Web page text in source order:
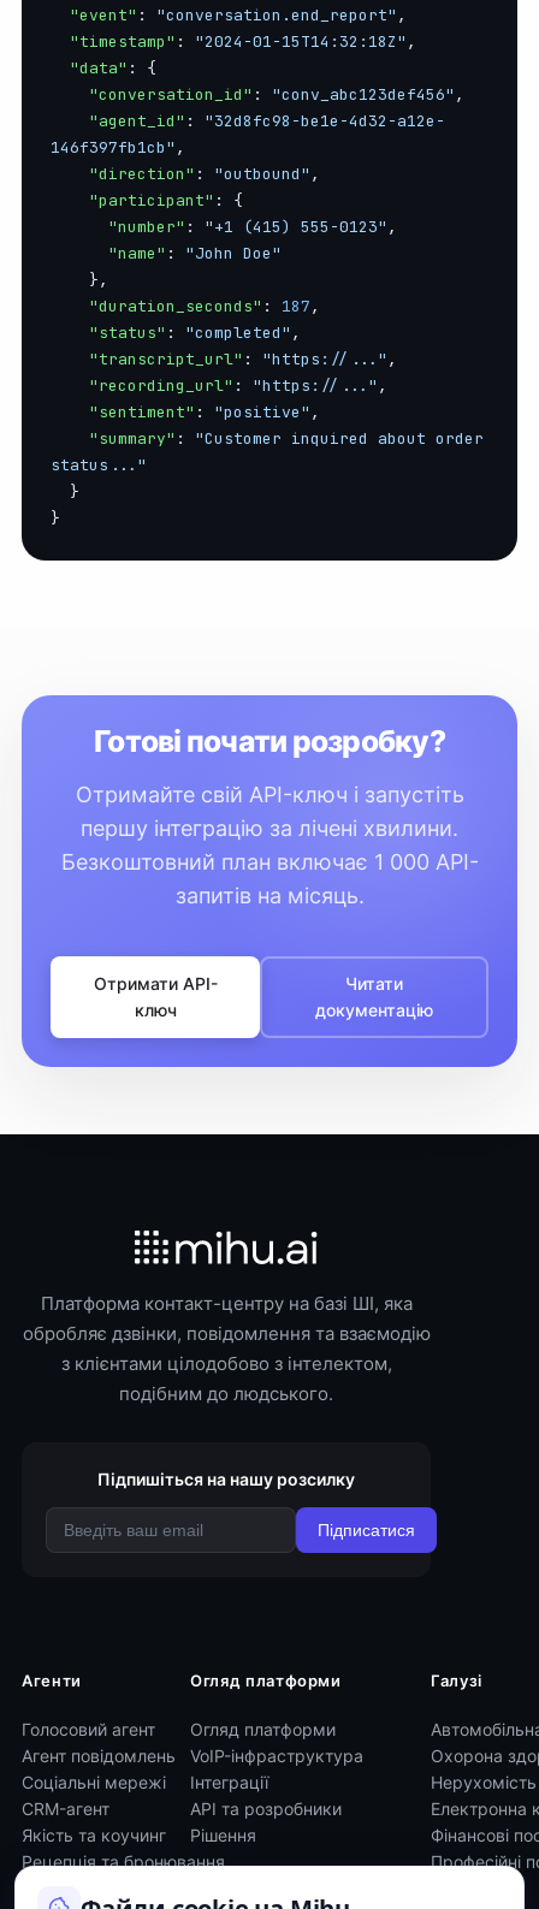
"event" : "conversation.end_report" ,
"timestamp" : "2024-01-15T14:32:18Z" ,
"data" : {
"conversation_id" : "conv_abc123def456" ,
"agent_id" : "32d8fc98-be1e-4d32-a12e-
146f397fb1cb" ,
"direction" : "outbound" ,
"participant" : {
"number" : "+1 (415) 555-0123" ,
"name" : "John Doe"
"duration_seconds" : 187,
"status" : "completed" ,
"transcript_url" : "https://..." ,
"recording_url" : "https://..." ,
"sentiment" : "positive" ,
"summary" : "Customer inquired about order
status..."
}
Готові почати розробку?
Отримайте свій API-ключ і запустіть
першу інтеграцію за лічені хвилини.
Безкоштовний план включає 1 000 API-
запитів на місяць.
Отримати API-
ключ
Читати
документацію
Платформа контакт-центру на базі ШІ, яка
обробляє дзвінки, повідомлення та взаємодію
з клієнтами цілодобово з інтелектом,
подібним до людського.
Підпишіться на нашу розсилку
Підписатися
Агенти
Голосовий агент
Агент повідомлень
Соціальні мережі
CRM-агент
Якість та коучинг
Рецепція та бронювання
Огляд платформи
Огляд платформи
VoIP-інфраструктура
Інтеграції
API та розробники
Рішення
Галузі
Охорона
Нерухомість
Електронна
Фінансові
Професійні